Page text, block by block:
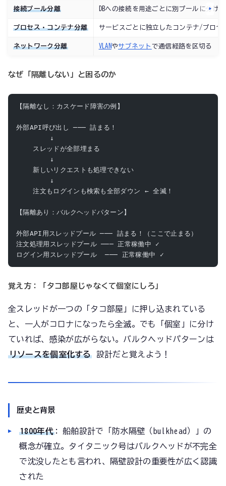
接続プール分離 DBへの接続を用途ごとに別プールに分ける
プロセス・コンテナ分離 サービスごとに独立したコンテナ/プロセ
ネットワーク分離 VLANやサブネット で通信経路を区切る
なぜ「隔離しない」と困るのか
【隔離なし：カスケード障害の例】
外部API呼び出し ─── 詰まる！
        ↓
    スレッドが全部埋まる
        ↓
    新しいリクエストも処理できない
        ↓
    注文もログインも検索も全部ダウン ← 全滅！
【隔離あり：バルクヘッドパターン】
外部API用スレッドプール ─── 詰まる！（ここで止まる）
注文処理用スレッドプール ─── 正常稼働中 ✓
ログイン用スレッドプール  ─── 正常稼働中 ✓
覚え方：「タコ部屋じゃなくて個室にしろ」
全スレッドが一つの「タコ部屋」に押し込まれている
と、一人がコロナになったら全滅。でも「個室」に分け
ていれば、感染が広がらない。バルクヘッドパターンは
リソースを個室化する 設計だと覚えよう！
歴史と背景
1800年代: 船舶設計で「防水隔壁（bulkhead）」の
概念が確立。タイタニック号はバルクヘッドが不完全
で沈没したとも言われ、隔壁設計の重要性が広く認識
された